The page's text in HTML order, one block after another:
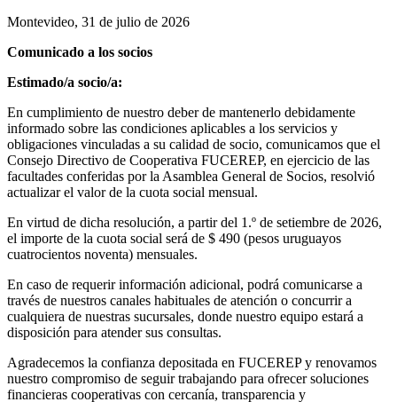
Montevideo, 31 de julio de 2026
Comunicado a los socios
Estimado/a socio/a:
En cumplimiento de nuestro deber de mantenerlo debidamente
informado sobre las condiciones aplicables a los servicios y
obligaciones vinculadas a su calidad de socio, comunicamos que el
Consejo Directivo de Cooperativa FUCEREP, en ejercicio de las
facultades conferidas por la Asamblea General de Socios, resolvió
actualizar el valor de la cuota social mensual.
En virtud de dicha resolución, a partir del 1.º de setiembre de 2026,
el importe de la cuota social será de $ 490 (pesos uruguayos
cuatrocientos noventa) mensuales.
En caso de requerir información adicional, podrá comunicarse a
través de nuestros canales habituales de atención o concurrir a
cualquiera de nuestras sucursales, donde nuestro equipo estará a
disposición para atender sus consultas.
Agradecemos la confianza depositada en FUCEREP y renovamos
nuestro compromiso de seguir trabajando para ofrecer soluciones
financieras cooperativas con cercanía, transparencia y